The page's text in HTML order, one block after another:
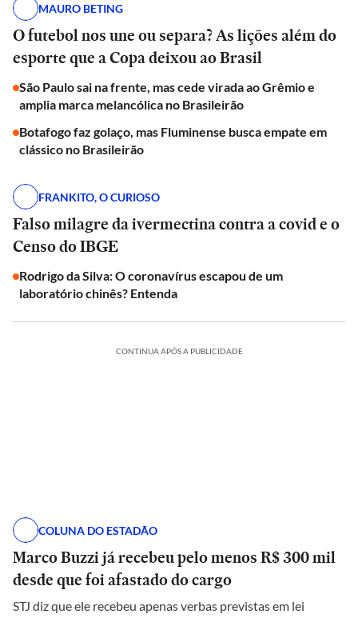
MAURO BETING
O futebol nos une ou separa? As lições além do
esporte que a Copa deixou ao Brasil
São Paulo sai na frente, mas cede virada ao Grêmio e
amplia marca melancólica no Brasileirão
Botafogo faz golaço, mas Fluminense busca empate em
clássico no Brasileirão
FRANKITO, O CURIOSO
Falso milagre da ivermectina contra a covid e o
Censo do IBGE
Rodrigo da Silva: O coronavírus escapou de um
laboratório chinês? Entenda
CONTINUA APÓS A PUBLICIDADE
COLUNA DO ESTADÃO
Marco Buzzi já recebeu pelo menos R$ 300 mil
desde que foi afastado do cargo
STJ diz que ele recebeu apenas verbas previstas em lei